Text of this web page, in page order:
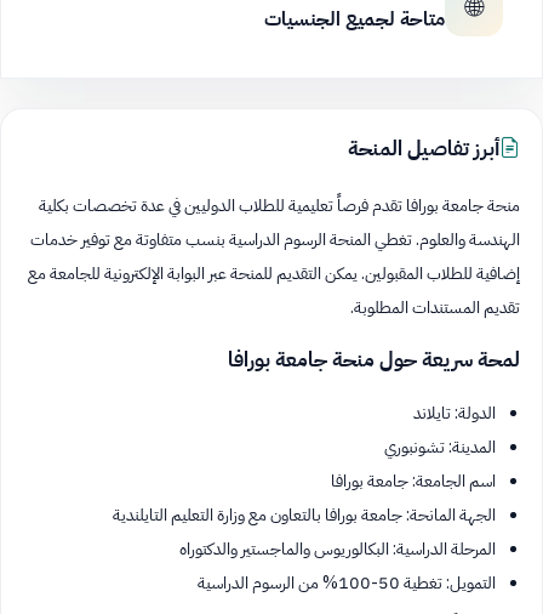
متاحة لجميع الجنسيات
أبرز تفاصيل المنحة
منحة جامعة بورافا تقدم فرصاً تعليمية للطلاب الدوليين في عدة تخصصات بكلية
الهندسة والعلوم. تغطي المنحة الرسوم الدراسية بنسب متفاوتة مع توفير خدمات
إضافية للطلاب المقبولين. يمكن التقديم للمنحة عبر البوابة الإلكترونية للجامعة مع
تقديم المستندات المطلوبة.
لمحة سريعة حول منحة جامعة بورافا
الدولة: تايلاند
المدينة: تشونبوري
اسم الجامعة: جامعة بورافا
الجهة المانحة: جامعة بورافا بالتعاون مع وزارة التعليم التايلندية
المرحلة الدراسية: البكالوريوس والماجستير والدكتوراه
التمويل: تغطية 50-100% من الرسوم الدراسية